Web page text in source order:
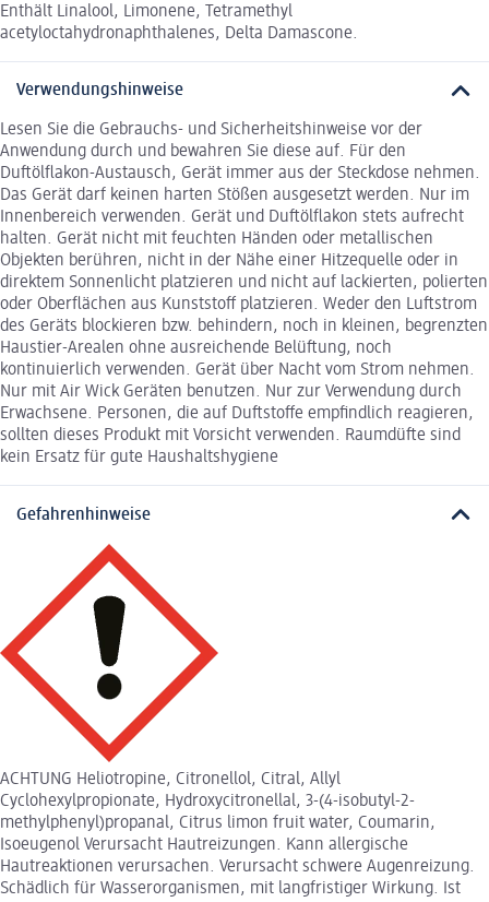
Enthält Linalool, Limonene, Tetramethyl
acetyloctahydronaphthalenes, Delta Damascone.
Verwendungshinweise
Lesen Sie die Gebrauchs- und Sicherheitshinweise vor der
Anwendung durch und bewahren Sie diese auf. Für den
Duftölflakon-Austausch, Gerät immer aus der Steckdose nehmen.
Das Gerät darf keinen harten Stößen ausgesetzt werden. Nur im
Innenbereich verwenden. Gerät und Duftölflakon stets aufrecht
halten. Gerät nicht mit feuchten Händen oder metallischen
Objekten berühren, nicht in der Nähe einer Hitzequelle oder in
direktem Sonnenlicht platzieren und nicht auf lackierten, polierten
oder Oberflächen aus Kunststoff platzieren. Weder den Luftstrom
des Geräts blockieren bzw. behindern, noch in kleinen, begrenzten
Haustier-Arealen ohne ausreichende Belüftung, noch
kontinuierlich verwenden. Gerät über Nacht vom Strom nehmen.
Nur mit Air Wick Geräten benutzen. Nur zur Verwendung durch
Erwachsene. Personen, die auf Duftstoffe empfindlich reagieren,
sollten dieses Produkt mit Vorsicht verwenden. Raumdüfte sind
kein Ersatz für gute Haushaltshygiene
Gefahrenhinweise
ACHTUNG Heliotropine, Citronellol, Citral, Allyl
Cyclohexylpropionate, Hydroxycitronellal, 3-(4-isobutyl-2-
methylphenyl)propanal, Citrus limon fruit water, Coumarin,
Isoeugenol Verursacht Hautreizungen. Kann allergische
Hautreaktionen verursachen. Verursacht schwere Augenreizung.
Schädlich für Wasserorganismen, mit langfristiger Wirkung. Ist